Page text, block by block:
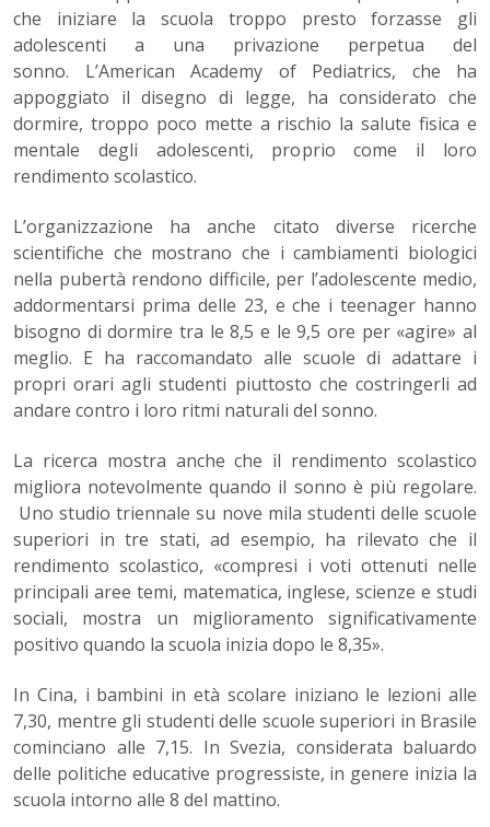
che iniziare la scuola troppo presto forzasse gli
adolescenti a una privazione perpetua del
sonno. L’American Academy of Pediatrics, che ha
appoggiato il disegno di legge, ha considerato che
dormire, troppo poco mette a rischio la salute fisica e
mentale degli adolescenti, proprio come il loro
rendimento scolastico.
L’organizzazione ha anche citato diverse ricerche
scientifiche che mostrano che i cambiamenti biologici
nella pubertà rendono difficile, per l’adolescente medio,
addormentarsi prima delle 23, e che i teenager hanno
bisogno di dormire tra le 8,5 e le 9,5 ore per «agire» al
meglio. E ha raccomandato alle scuole di adattare i
propri orari agli studenti piuttosto che costringerli ad
andare contro i loro ritmi naturali del sonno.
La ricerca mostra anche che il rendimento scolastico
migliora notevolmente quando il sonno è più regolare.
Uno studio triennale su nove mila studenti delle scuole
superiori in tre stati, ad esempio, ha rilevato che il
rendimento scolastico, «compresi i voti ottenuti nelle
principali aree temi, matematica, inglese, scienze e studi
sociali, mostra un miglioramento significativamente
positivo quando la scuola inizia dopo le 8,35».
In Cina, i bambini in età scolare iniziano le lezioni alle
7,30, mentre gli studenti delle scuole superiori in Brasile
cominciano alle 7,15. In Svezia, considerata baluardo
delle politiche educative progressiste, in genere inizia la
scuola intorno alle 8 del mattino.